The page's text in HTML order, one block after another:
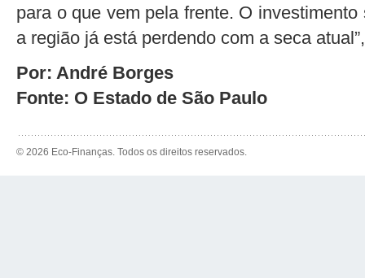
para o que vem pela frente. O
a região já está perdendo com a seca
Por: André Borges
Fonte: O Estado de São Paulo
© 2026 Eco-Finanças. Todos os direitos reservados.